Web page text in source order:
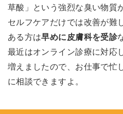
草酸」という強烈な臭い物質
セルフケアだけでは改善が難
ある方は早めに皮膚科を受診
最近はオンライン診療に対応
増えましたので、お仕事で忙
に相談できますよ。